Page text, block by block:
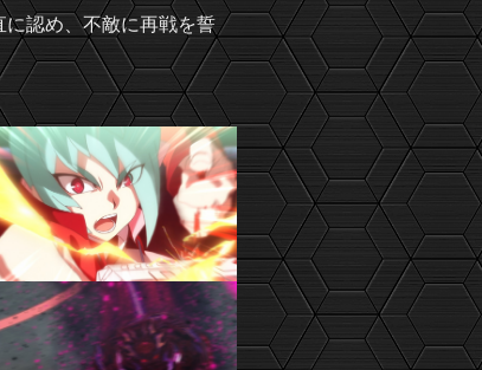
認め、不敵に再戦を誓